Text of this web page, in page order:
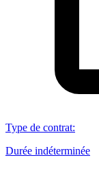
Type de contrat:
Durée indéterminée